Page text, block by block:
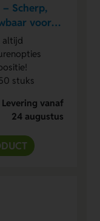
Scherp,
voor
altijd
stuks
Levering vanaf
24 augustus